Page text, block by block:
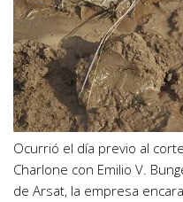
Ocurrió el día previo al
Charlone con Emilio V.
de Arsat, la empresa